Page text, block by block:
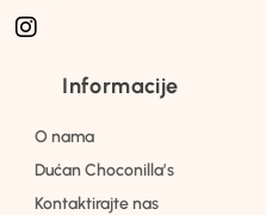
Informacije
O nama
Dućan Choconilla’s
Kontaktirajte nas